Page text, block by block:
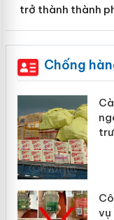
trở thành thành
Chống
Cà Mau: Tiêu
ngàn sản
trường kinh
Công an
vụ án sản